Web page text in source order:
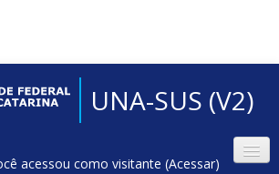
UNA-SUS (V2)
acessou como visitante (Acessar)